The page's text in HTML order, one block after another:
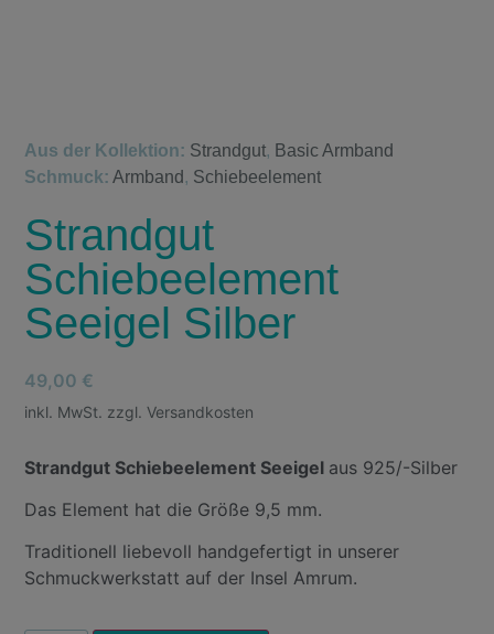
Aus der Kollektion: Strandgut, Basic Armband
Schmuck: Armband, Schiebeelement
Strandgut
Schiebeelement
Seeigel Silber
49,00 €
inkl. MwSt. zzgl. Versandkosten
Strandgut Schiebeelement Seeigel aus 925/-Silber
Das Element hat die Größe 9,5 mm.
Traditionell liebevoll handgefertigt in unserer
Schmuckwerkstatt auf der Insel Amrum.